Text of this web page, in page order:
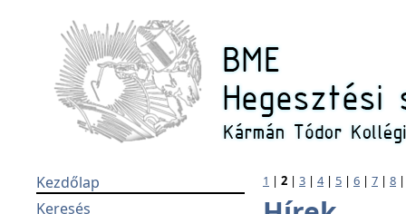
Kezdőlap
Keresés
1 | 2 | 3 | 4| 5 | 6 | 7 | 8